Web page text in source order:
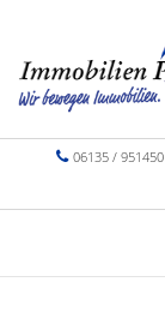
06135 / 951450